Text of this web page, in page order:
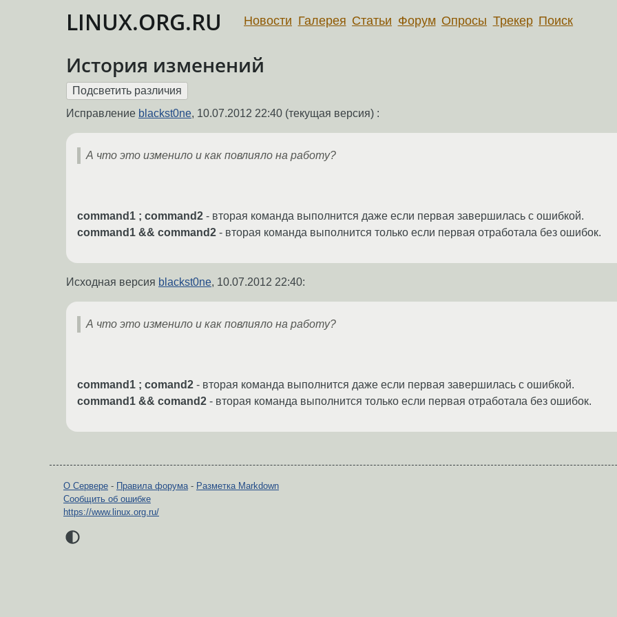
LINUX.ORG.RU Новости Галерея Статьи Форум Опросы Трекер Поиск
История изменений
Исправление blackst0ne, 10.07.2012 22:40 (текущая версия) :
А что это изменило и как повлияло на работу?
command1 ; command2 - вторая команда выполнится даже если первая завершилась с ошибкой.
command1 && command2 - вторая команда выполнится только если первая отработала без ошибок.
Исходная версия blackst0ne, 10.07.2012 22:40:
А что это изменило и как повлияло на работу?
command1 ; comand2 - вторая команда выполнится даже если первая завершилась с ошибкой.
command1 && comand2 - вторая команда выполнится только если первая отработала без ошибок.
О Сервере - Правила форума- Разметка Markdown
Сообщить об ошибке
https://www.linux.org.ru/